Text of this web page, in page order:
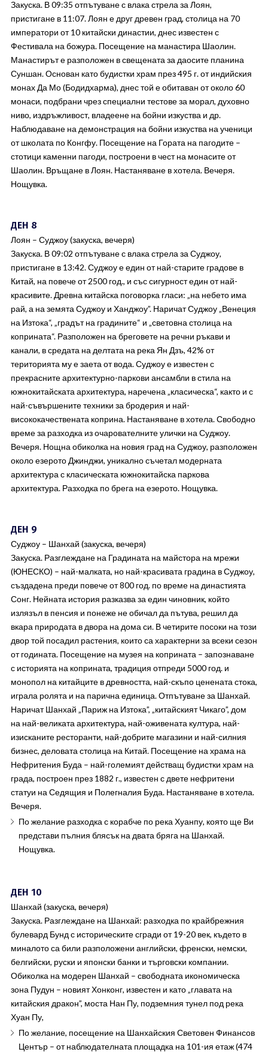
Закуска. В 09:35 отпътуване с влака стрела за Лоян,
пристигане в 11:07. Лоян е друг древен град, столица на 70
императори от 10 китайски династии, днес известен с
Фестивала на божура. Посещение на манастира Шаолин.
Манастирът е разположен в свещената за даосите планина
Суншан. Основан като будистки храм през 495 г. от индийския
монах Да Мо (Бодидхарма), днес той е обитаван от около 60
монаси, подбрани чрез специални тестове за морал, духовно
ниво, издръжливост, владеене на бойни изкуства и др.
Наблюдаване на демонстрация на бойни изкуства на ученици
от школата по Конгфу. Посещение на Гората на пагодите –
стотици каменни пагоди, построени в чест на монасите от
Шаолин. Връщане в Лоян. Настаняване в хотела. Вечеря.
Нощувка.
ДЕН 8
Лоян – Суджоу (закуска, вечеря)
Закуска. В 09:02 отпътуване с влака стрела за Суджоу,
пристигане в 13:42. Суджоу е един от най-старите градове в
Китай, на повече от 2500 год., и със сигурност един от най-
красивите. Древна китайска поговорка гласи: „на небето има
рай, а на земята Суджоу и Ханджоу”. Наричат Суджоу „Венеция
на Изтока“, „градът на градините“ и „световна столица на
коприната“. Разположен на бреговете на речни ръкави и
канали, в средата на делтата на река Ян Дзъ, 42% от
територията му е заета от вода. Суджоу е известен с
прекрасните архитектурно-паркови ансамбли в стила на
южнокитайската архитектура, наречена „класическа“, както и с
най-съвършените техники за бродерия и най-
висококачествената коприна. Настаняване в хотела. Свободно
време за разходка из очарователните улички на Суджоу.
Вечеря. Нощна обиколка на новия град на Суджоу, разположен
около езерото Джинджи, уникално съчетал модерната
архитектура с класическата южнокитайска паркова
архитектура. Разходка по брега на езерото. Нощувка.
ДЕН 9
Суджоу – Шанхай (закуска, вечеря)
Закуска. Разглеждане на Градината на майстора на мрежи
(ЮНЕСКО) – най-малката, но най-красивата градина в Суджоу,
създадена преди повече от 800 год. по време на династията
Сонг. Нейната история разказва за един чиновник, който
излязъл в пенсия и понеже не обичал да пътува, решил да
вкара природата в двора на дома си. В четирите посоки на този
двор той посадил растения, които са характерни за всеки сезон
от годината. Посещение на музея на коприната – запознаване
с историята на коприната, традиция отпреди 5000 год. и
монопол на китайците в древността, най-скъпо ценената стока,
играла ролята и на парична единица. Отпътуване за Шанхай.
Наричат Шанхай „Париж на Изтока”, „китайският Чикаго”, дом
на най-великата архитектура, най-оживената култура, най-
изисканите ресторанти, най-добрите магазини и най-силния
бизнес, деловата столица на Китай. Посещение на храма на
Нефритения Буда – най-големият действащ будистки храм на
града, построен през 1882 г., известен с двете нефритени
статуи на Седящия и Полегналия Буда. Настаняване в хотела.
Вечеря.
По желание разходка с корабче по река Хуанпу, която ще Ви
представи пълния блясък на двата бряга на Шанхай.
Нощувка.
ДЕН 10
Шанхай (закуска, вечеря)
Закуска. Разглеждане на Шанхай: разходка по крайбрежния
булевард Бунд с историческите сгради от 19-20 век, където в
миналото са били разположени английски, френски, немски,
белгийски, руски и японски банки и търговски компании.
Обиколка на модерен Шанхай – свободната икономическа
зона Пудун – новият Хонконг, известен и като „главата на
китайския дракон”, моста Нан Пу, подземния тунел под река
Хуан Пу,
По желание, посещение на Шанхайския Световен Финансов
Център – от наблюдателната площадка на 101-ия етаж (474